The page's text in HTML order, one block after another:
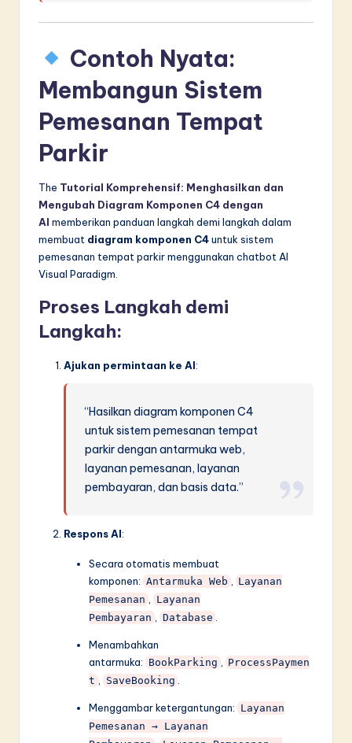
Contoh Nyata:
Membangun Sistem
Pemesanan Tempat
Parkir
The Tutorial Komprehensif: Menghasilkan dan
Mengubah Diagram Komponen C4 dengan
AI memberikan panduan langkah demi langkah dalam
membuat diagram komponen C4untuk sistem
pemesanan tempat parkir menggunakan chatbot AI
Visual Paradigm.
Proses Langkah demi
Langkah:
Ajukan permintaan ke AI:
“Hasilkan diagram komponen C4
untuk sistem pemesanan tempat
parkir dengan antarmuka web,
layanan pemesanan, layanan
pembayaran, dan basis data.”
Respons AI:
Secara otomatis membuat
komponen: Antarmuka Web
Layanan
Pemesanan
Layanan
Pembayaran
Database
Menambahkan
antarmuka: BookParking
ProcessPaymen
t
SaveBooking
Menggambar ketergantungan: Layanan
Pemesanan → Layanan